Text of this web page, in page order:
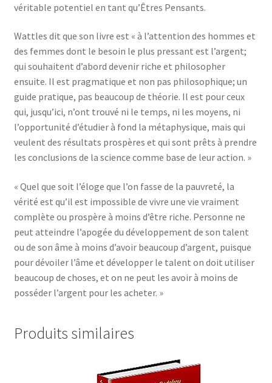
véritable potentiel en tant qu’Êtres Pensants.
Wattles dit que son livre est « à l’attention des hommes et
des femmes dont le besoin le plus pressant est l’argent;
qui souhaitent d’abord devenir riche et philosopher
ensuite. Il est pragmatique et non pas philosophique; un
guide pratique, pas beaucoup de théorie. Il est pour ceux
qui, jusqu’ici, n’ont trouvé ni le temps, ni les moyens, ni
l’opportunité d’étudier à fond la métaphysique, mais qui
veulent des résultats prospères et qui sont prêts à prendre
les conclusions de la science comme base de leur action. »
« Quel que soit l’éloge que l’on fasse de la pauvreté, la
vérité est qu’il est impossible de vivre une vie vraiment
complète ou prospère à moins d’être riche. Personne ne
peut atteindre l’apogée du développement de son talent
ou de son âme à moins d’avoir beaucoup d’argent, puisque
pour dévoiler l’âme et développer le talent on doit utiliser
beaucoup de choses, et on ne peut les avoir à moins de
posséder l’argent pour les acheter. »
Produits similaires